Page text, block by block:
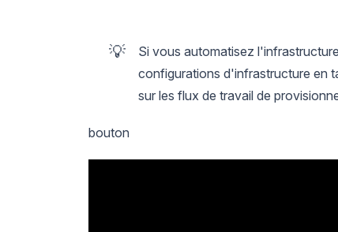
💡
Si vous automatisez
configurations d'infrastructure en
sur les flux de travail de
bouton